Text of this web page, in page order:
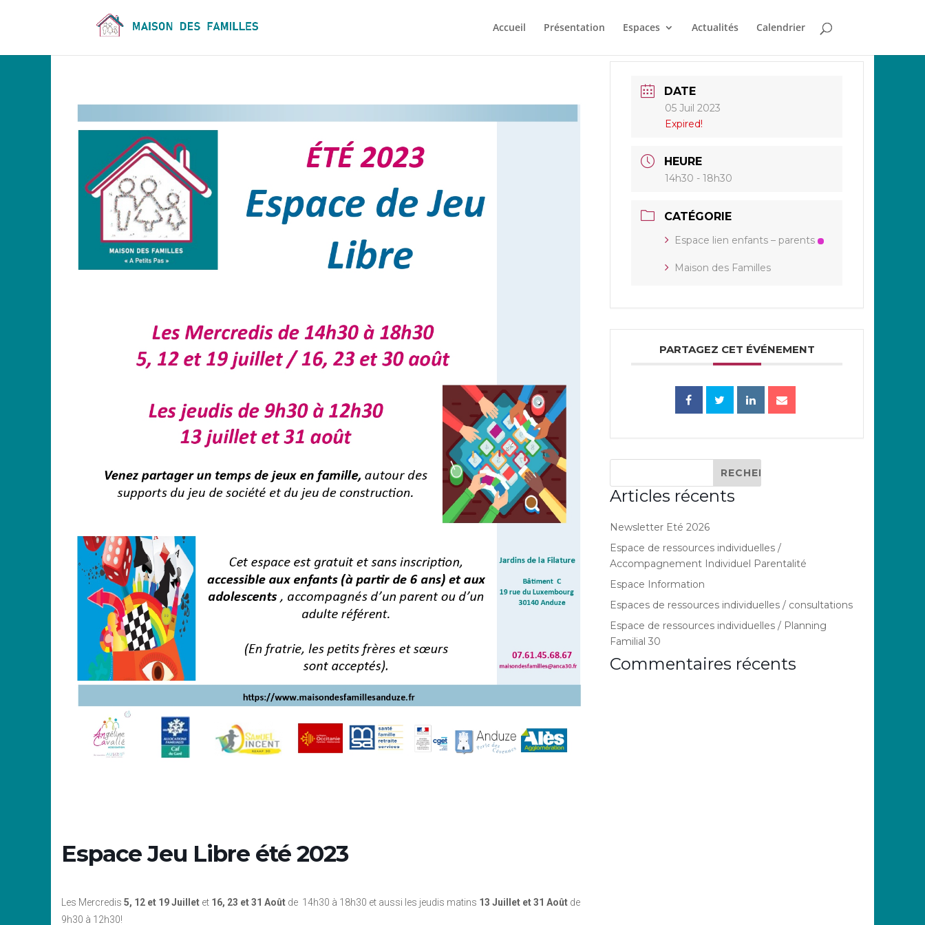
Accueil Présentation Espaces Actualités Calendrier
Espace Jeu Libre été 2023
Les Mercredis 5, 12 et 19 Juillet et 16, 23 et 31 Août de 14h30 à 18h30 et aussi les jeudis matins 13 Juillet et 31 Août de
9h30 à 12h30!
DATE
05 Juil 2023
Expired!
HEURE
14h30 - 18h30
CATÉGORIE
Espace lien enfants – parents
Maison des Familles
PARTAGEZ CET ÉVÉNEMENT
Articles récents
Newsletter Eté 2026
Espace de ressources individuelles /
Accompagnement Individuel Parentalité
Espace Information
Espaces de ressources individuelles / consultations
Espace de ressources individuelles / Planning
Familial 30
Commentaires récents